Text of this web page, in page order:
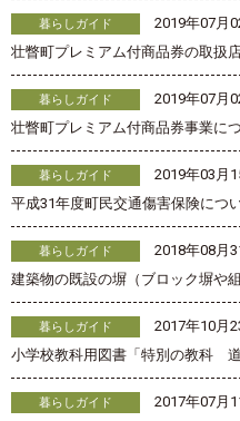
暮らしガイド
2019年07月
壮瞥町プレミアム付商品券の取扱
暮らしガイド
2019年07月
壮瞥町プレミアム付商品券事業に
暮らしガイド
2019年03月
平成31年度町民交通傷害保険につ
暮らしガイド
2018年08月
建築物の既設の塀（ブロック塀や
暮らしガイド
2017年10月
小学校教科用図書「特別の教科
暮らしガイド
2017年07月